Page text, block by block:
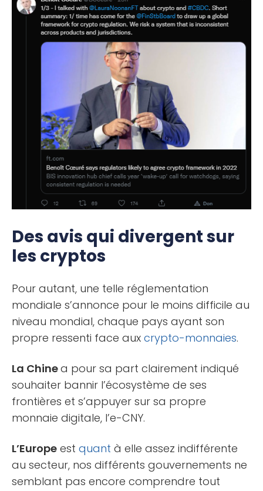
Des avis qui divergent sur
les cryptos
Pour autant, une telle réglementation
mondiale s’annonce pour le moins difficile au
niveau mondial, chaque pays ayant son
propre ressenti face aux crypto-monnaies.
La Chinea pour sa part clairement indiqué
souhaiter bannir l’écosystème de ses
frontières et s’appuyer sur sa propre
monnaie digitale, l’e-CNY.
L’Europe est quant à elle assez indifférente
au secteur, nos différents gouvernements ne
semblant pas encore comprendre tout